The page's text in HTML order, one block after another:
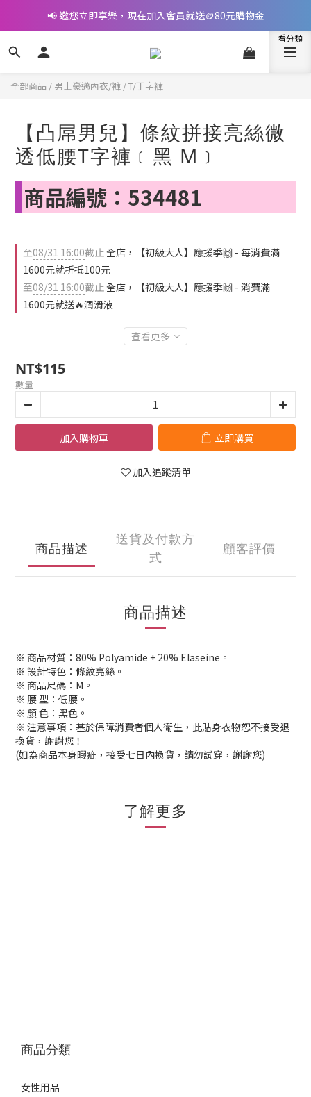
📢 邀您立即享樂，現在加入會員就送🪙80元購物金
📢 邀您立即享樂，現在加入會員就送🪙80元購物金
👉完成指定條件，提升會員等級，最高享5%回饋
全部商品 / 男士豪邁內衣/褲 /T/丁字褲
【凸屌男兒】條紋拼接亮絲微
透低腰T字褲﹝黑 M﹞
商品編號：534481
至08/31 16:00截止全店，【初級大人】應援季🙌 - 每消費滿
1600元就折抵100元
至08/31 16:00截止全店，【初級大人】應援季🙌 - 消費滿
1600元就送🔥潤滑液
查看更多
NT$115
數量
加入購物車 立即購買
加入追蹤清單
商品描述
送貨及付款方
式
顧客評價
商品描述
※ 商品材質：80% Polyamide + 20% Elaseine。
※ 設計特色：條紋亮絲。
※ 商品尺碼：M。
※ 腰 型：低腰。
※ 顏 色：黑色。
※ 注意事項：基於保障消費者個人衛生，此貼身衣物恕不接受退
換貨，謝謝您！
(如為商品本身暇疵，接受七日內換貨，請勿試穿，謝謝您)
了解更多
商品分類
女性用品